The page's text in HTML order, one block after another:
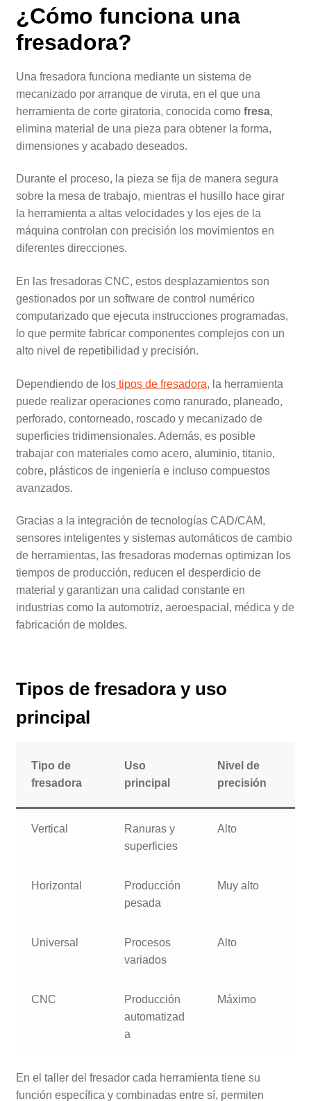
¿Cómo funciona una
fresadora?
Una fresadora funciona mediante un sistema de
mecanizado por arranque de viruta, en el que una
herramienta de corte giratoria, conocida como fresa,
elimina material de una pieza para obtener la forma,
dimensiones y acabado deseados.
Durante el proceso, la pieza se fija de manera segura
sobre la mesa de trabajo, mientras el husillo hace girar
la herramienta a altas velocidades y los ejes de la
máquina controlan con precisión los movimientos en
diferentes direcciones.
En las fresadoras CNC, estos desplazamientos son
gestionados por un software de control numérico
computarizado que ejecuta instrucciones programadas,
lo que permite fabricar componentes complejos con un
alto nivel de repetibilidad y precisión.
Dependiendo de lostipos de fresadora, la herramienta
puede realizar operaciones como ranurado, planeado,
perforado, contorneado, roscado y mecanizado de
superficies tridimensionales. Además, es posible
trabajar con materiales como acero, aluminio, titanio,
cobre, plásticos de ingeniería e incluso compuestos
avanzados.
Gracias a la integración de tecnologías CAD/CAM,
sensores inteligentes y sistemas automáticos de cambio
de herramientas, las fresadoras modernas optimizan los
tiempos de producción, reducen el desperdicio de
material y garantizan una calidad constante en
industrias como la automotriz, aeroespacial, médica y de
fabricación de moldes.
Tipos de fresadora y uso
principal
Tipo de
fresadora
Uso
principal
Nivel de
precisión
Vertical
Ranuras y
superficies
Alto
Horizontal
Producción
pesada
Muy alto
Universal
Procesos
variados
Alto
CNC
Producción
automatizad
a
Máximo
En el taller del fresador cada herramienta tiene su
función específica y combinadas entre sí, permiten